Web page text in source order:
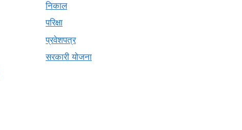
निकाल
परिक्षा
प्रवेशपत्र
सरकारी योजना